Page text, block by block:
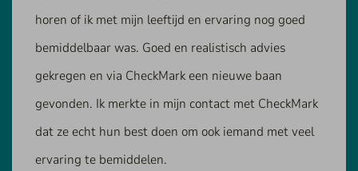
horen of ik met mijn leeftijd en ervaring nog goed
bemiddelbaar was. Goed en realistisch advies
gekregen en via CheckMark een nieuwe baan
gevonden. Ik merkte in mijn contact met CheckMark
dat ze echt hun best doen om ook iemand met veel
ervaring te bemiddelen.